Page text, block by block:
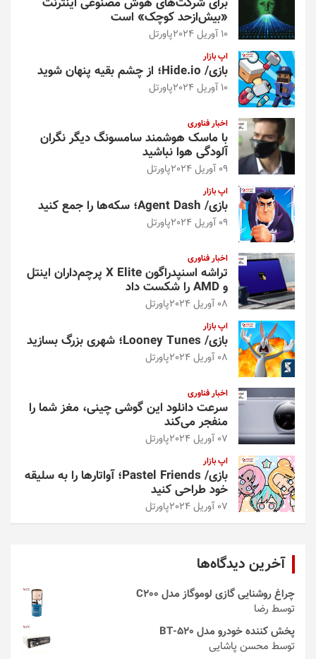
برای شرکت‌های هوش مصنوعی اینترنت
«بیش‌از‌حد کوچک» است
10 آوریل 2024 پاورتل
اپ بازار
بازی/ Hide.io؛ از چشم بقیه پنهان شوید
10 آوریل 2024 پاورتل
اخبار فناوری
با ماسک هوشمند سامسونگ دیگر نگران
آلودگی هوا نباشید
09 آوریل 2024 پاورتل
اپ بازار
بازی/ Agent Dash؛ سکه‌ها را جمع کنید
09 آوریل 2024 پاورتل
اخبار فناوری
تراشه اسنپدراگون X Elite پرچم‌داران اینتل
و AMD را شکست داد
08 آوریل 2024 پاورتل
اپ بازار
بازی/ Looney Tunes؛ شهری بزرگ بسازید
08 آوریل 2024 پاورتل
اخبار فناوری
سرعت دانلود این گوشی چینی، مغز شما را
منفجر می‌کند
07 آوریل 2024 پاورتل
اپ بازار
بازی/ Pastel Friends؛ آواتارها را به سلیقه
خود طراحی کنید
07 آوریل 2024 پاورتل
آخرین دیدگاه‌ها
چراغ روشنایی گازی لوموگاز مدل C200
توسط رضا
پخش کننده خودرو مدل 520-BT
توسط محسن پاشایی